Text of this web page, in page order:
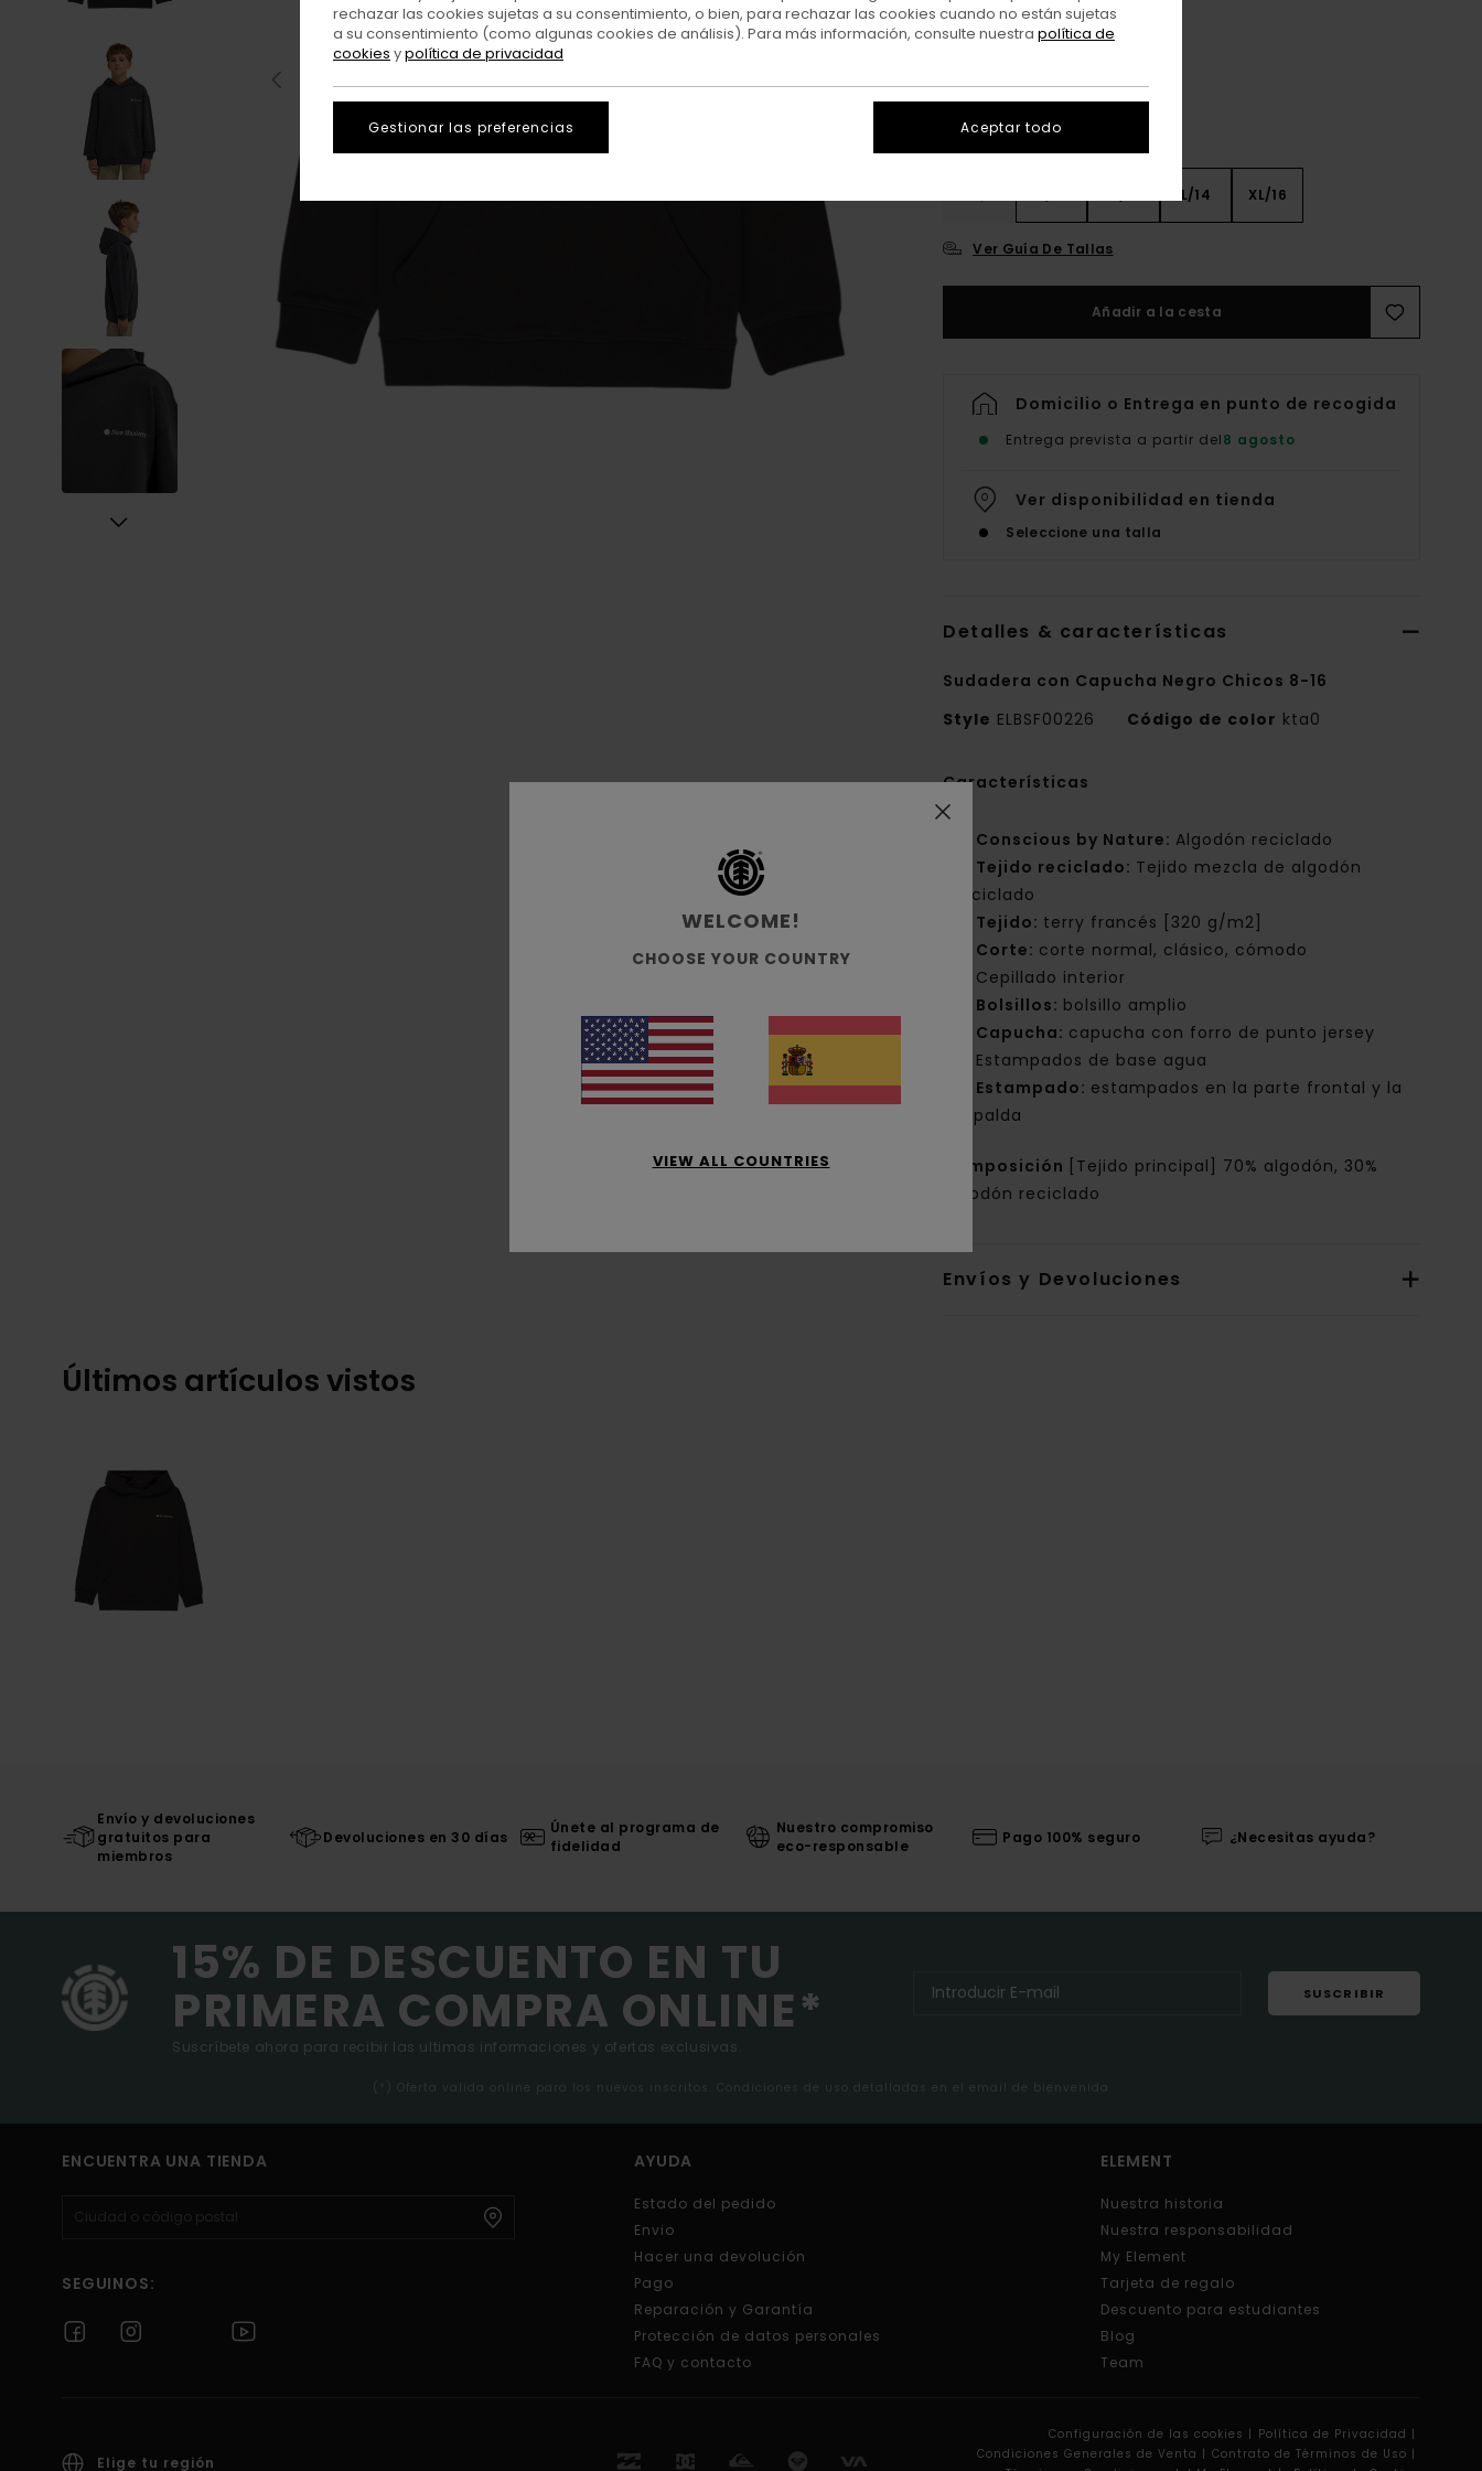
ColorOff Black
L/14 XL/16
Ver Guía De Tallas
Añadir a la cesta
Domicilio o Entrega en punto de recogida
Entrega prevista a partir del8 agosto
Ver disponibilidad en tienda
Seleccione una talla
Detalles & características
Sudadera con Capucha Negro Chicos 8-16
Style ELBSF00226 Código de color kta0
Características
Conscious by Nature: Algodón reciclado
Tejido reciclado: Tejido mezcla de algodón
reciclado
Tejido: terry francés [320 g/m2]
Corte: corte normal, clásico, cómodo
Cepillado interior
Bolsillos: bolsillo amplio
Capucha: capucha con forro de punto jersey
Estampados de base agua
Estampado: estampados en la parte frontal y la
espalda
Composición
[Tejido principal] 70% algodón, 30%
algodón reciclado
Envíos y Devoluciones
Últimos artículos vistos
Envío y devoluciones
gratuitos para
miembros
Devoluciones en 30 días
Únete al programa de
fidelidad
Nuestro compromiso
eco-responsable
Pago 100% seguro ¿Necesitas ayuda?
15% DE DESCUENTO EN TU
PRIMERA COMPRA ONLINE*
Suscríbete ahora para recibir las ultimas informaciones y ofertas exclusivas.
SUSCRIBIR
(*) Oferta valida online para los nuevos inscritos. Condiciones de uso detalladas en el email de bienvenida
ENCUENTRA UNA TIENDA
SEGUINOS:
AYUDA
Estado del pedido
Envio
Hacer una devolución
Pago
Reparación y Garantía
Protección de datos personales
FAQ y contacto
ELEMENT
Nuestra historia
Nuestra responsabilidad
My Element
Tarjeta de regalo
Descuento para estudiantes
Blog
Team
Elige tu región
Configuración de las cookies | Política de Privacidad |
Condiciones Generales de Venta | Contrato de Términos de Uso |
WELCOME!
CHOOSE YOUR COUNTRY
VIEW ALL COUNTRIES
rechazar las cookies sujetas a su consentimiento, o bien, para rechazar las cookies cuando no están sujetas
a su consentimiento (como algunas cookies de análisis). Para más información, consulte nuestra política de
cookies ypolítica de privacidad
Gestionar las preferencias Aceptar todo